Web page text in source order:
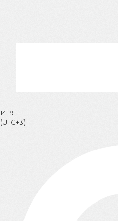
14:19
(UTC+3)